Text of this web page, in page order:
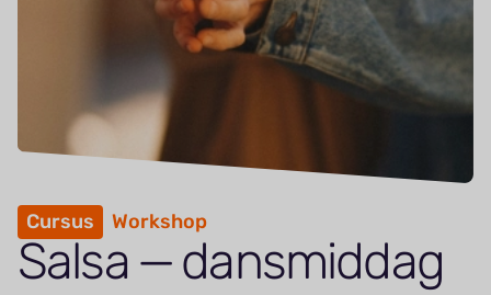
Cursus Workshop
Salsa — dansmiddag